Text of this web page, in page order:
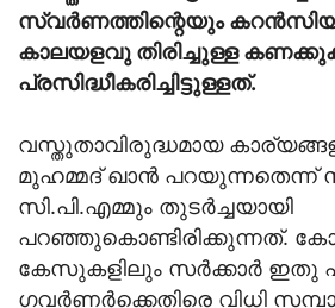
സ്വർണത്തിന്റെയും
കാലയളവു തിരിച്ചുള്ള
പ്രസിദ്ധീകരിച്ചിട്ടുള്ളത്.
വസ്തുതാവിരുദ്ധമായ
മുഹമ്മദ് ഖാൻ പറയുന്നതെന്ന്
സി.പി.എമ്മും തുടർച്ചയായി
പറഞ്ഞുകൊണ്ടിരിക്കുന്നത്.
കേസുകളിലും സർക്കാർ ഇതു
ഗവർണർക്കെതിരെ വിധി